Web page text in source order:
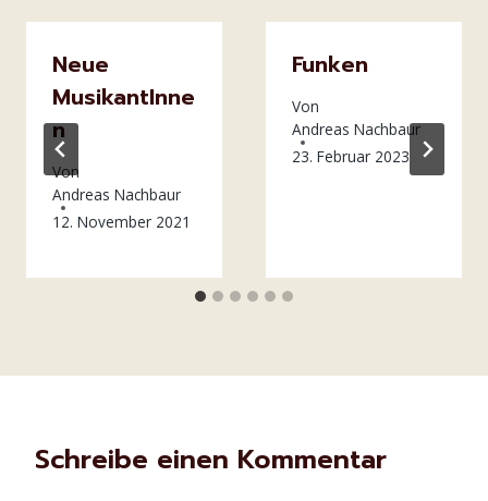
Neue
MusikantInne
n
Von
Andreas Nachbaur
12. November 2021
Funken
Von
Andreas Nachbaur
23. Februar 2023
Schreibe einen Kommentar